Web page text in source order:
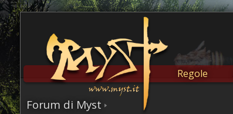
Regole
Forum di Myst